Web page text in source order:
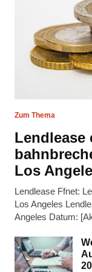
Zum Thema
Lendlease
Los
Lendlease Ffnet:
Los Angeles
Angeles Datum: